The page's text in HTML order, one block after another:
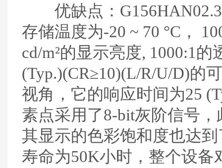
优缺点：
存储温度为-20 ~ 70 °C，
cd/m²的显示亮度, 1000:1
(Typ.)(CR≥10)(L/R/U/D)的
视角，它的响应时间为25
素点采用了8-bit灰阶信号
其显示的色彩饱和度也达
寿命为50K小时，整个设备